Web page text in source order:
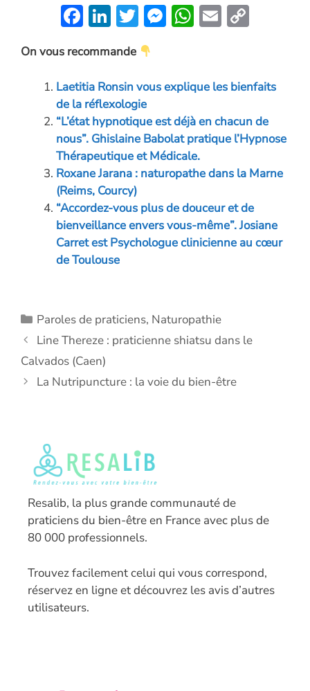
F
e
b
o
o
k
Li
k
e
dI
n
T
w
itt
er
M
n
er
W
s
p
p
E
l y
n
k
On vous recommande
Laetitia Ronsin vous explique les bienfaits
de la réflexologie
“L’état hypnotique est déjà en chacun de
nous”. Ghislaine Babolat pratique l’Hypnose
Thérapeutique et Médicale.
Roxane Jarana : naturopathe dans la Marne
(Reims, Courcy)
“Accordez-vous plus de douceur et de
bienveillance envers vous-même”. Josiane
Carret est Psychologue clinicienne au cœur
de Toulouse
Catégories
Paroles de praticiens, Naturopathie
Line Thereze : praticienne shiatsu dans le
Calvados (Caen)
La Nutripuncture : la voie du bien-être
Resalib, la plus grande communauté de
praticiens du bien-être en France avec plus de
80 000 professionnels.
Trouvez facilement celui qui vous correspond,
réservez en ligne et découvrez les avis d’autres
utilisateurs.